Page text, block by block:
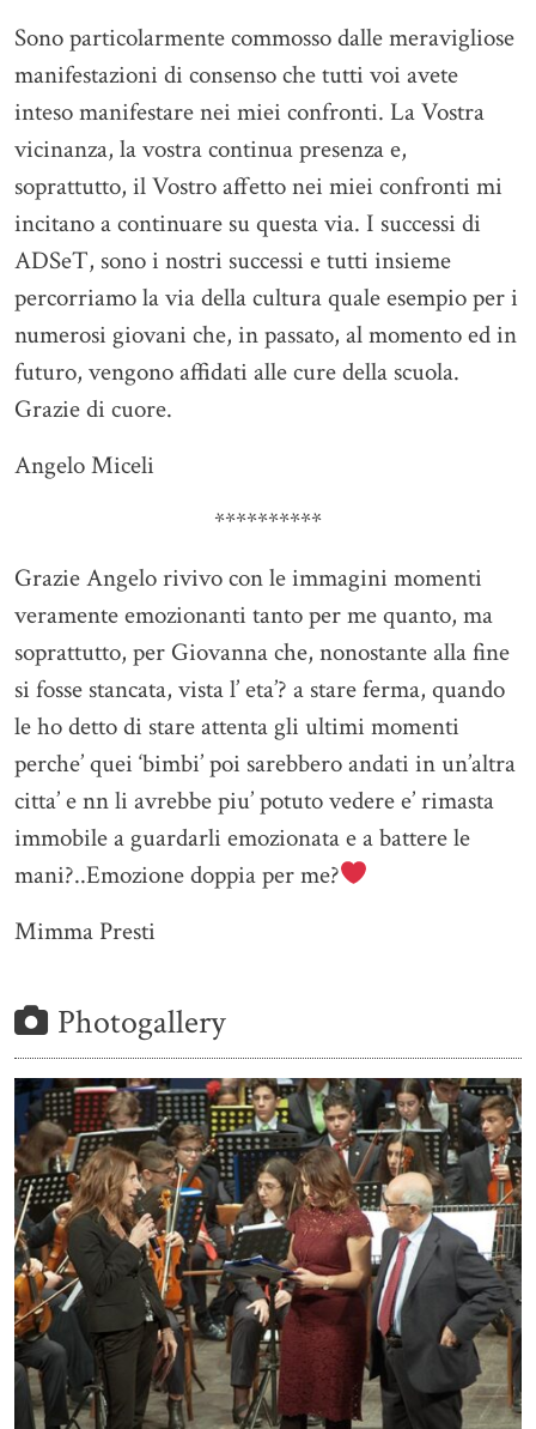
Sono particolarmente commosso dalle meravigliose
manifestazioni di consenso che tutti voi avete
inteso manifestare nei miei confronti. La Vostra
vicinanza, la vostra continua presenza e,
soprattutto, il Vostro affetto nei miei confronti mi
incitano a continuare su questa via. I successi di
ADSeT, sono i nostri successi e tutti insieme
percorriamo la via della cultura quale esempio per i
numerosi giovani che, in passato, al momento ed in
futuro, vengono affidati alle cure della scuola.
Grazie di cuore.
Angelo Miceli
**********
Grazie Angelo rivivo con le immagini momenti
veramente emozionanti tanto per me quanto, ma
soprattutto, per Giovanna che, nonostante alla fine
si fosse stancata, vista l’ eta’? a stare ferma, quando
le ho detto di stare attenta gli ultimi momenti
perche’ quei ‘bimbi’ poi sarebbero andati in un’altra
citta’ e nn li avrebbe piu’ potuto vedere e’ rimasta
immobile a guardarli emozionata e a battere le
mani?..Emozione doppia per me?
Mimma Presti
Photogallery